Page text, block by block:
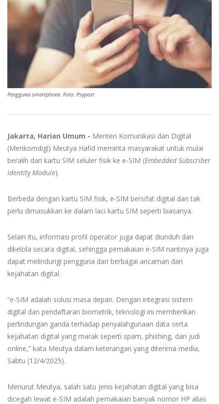
Pengguna smartphone. Foto: Psypost
Jakarta, Harian Umum - Menteri Komunikasi dan Digital
(Menkomdigi) Meutya Hafid meminta masyarakat untuk mulai
beralih dari kartu SIM seluler fisik ke e-SIM (Embedded Subscriber
Identity Module).
Berbeda dengan kartu SIM fisik, e-SIM bersifat digital dan tak
perlu dimasukkan ke dalam laci kartu SIM seperti biasanya.
Selain itu, informasi profil operator juga dapat diunduh dan
dikelola secara digital, sehingga pemakaian e-SIM nantinya juga
dapat melindungi pengguna dari berbagai ancaman dan
kejahatan digital.
“e-SIM adalah solusi masa depan. Dengan integrasi sistem
digital dan pendaftaran biometrik, teknologi ini memberikan
perlindungan ganda terhadap penyalahgunaan data serta
kejahatan digital yang marak seperti spam, phishing, dan judi
online,” kata Meutya dalam keterangan yang diterima media,
Sabtu (12/4/2025).
Menurut Meutya, salah satu jenis kejahatan digital yang bisa
dicegah lewat e-SIM adalah pemakaian banyak nomor HP alias